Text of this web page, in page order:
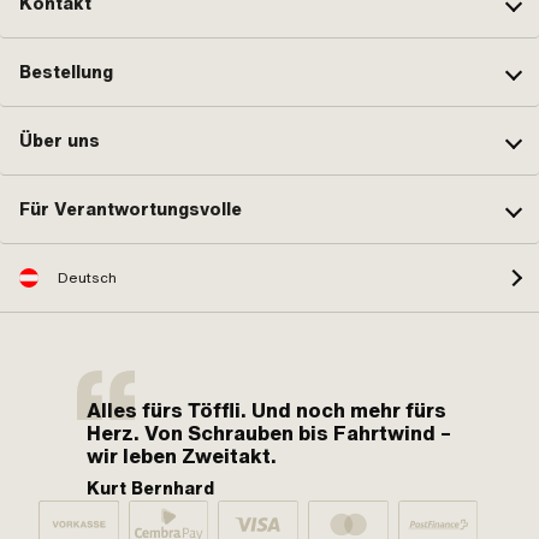
Bestellung
Über uns
Für Verantwortungsvolle
Deutsch
Alles fürs Töffli. Und noch mehr fürs
Herz. Von Schrauben bis Fahrtwind –
wir leben Zweitakt.
Kurt Bernhard